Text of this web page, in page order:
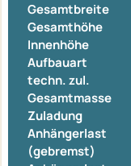
Gesamtbreite
Gesamthöhe
Innenhöhe
Aufbauart
techn. zul.
Gesamtmasse
Zuladung
Anhängerlast
(gebremst)